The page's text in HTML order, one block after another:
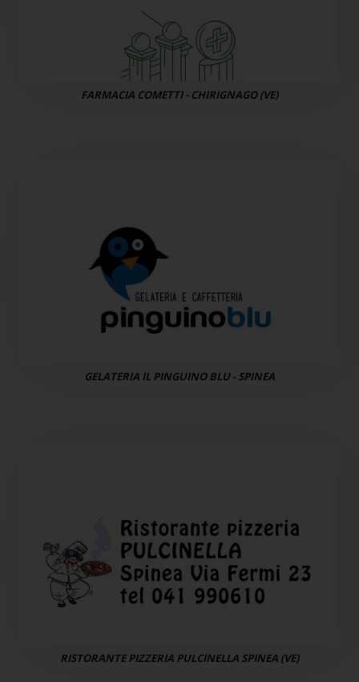
FARMACIA COMETTI - CHIRIGNAGO (VE)
GELATERIA IL PINGUINO BLU - SPINEA
RISTORANTE PIZZERIA PULCINELLA SPINEA (VE)